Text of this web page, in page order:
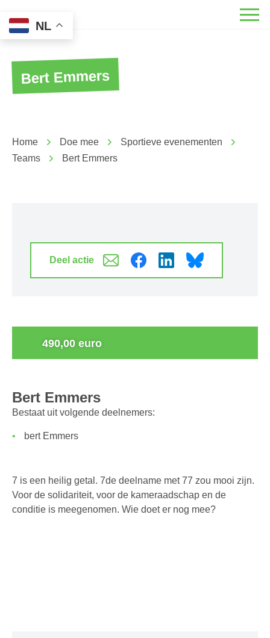
Bert Emmers
Home Doe mee
Sportieve evenementen
Teams
Bert Emmers
Deel actie
490,00 euro
Bert Emmers
Bestaat uit volgende deelnemers:
bert Emmers
7 is een heilig getal. 7de deelname met 77 zou mooi zijn.
Voor de solidariteit, voor de kameraadschap en de
conditie is meegenomen. Wie doet er nog mee?
NL